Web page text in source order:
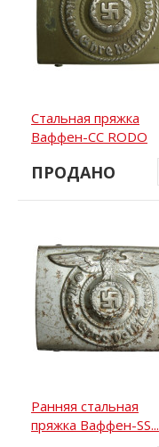
Стальная пряжка
Ваффен-СС RODO
ПРОДАНО
Ранняя стальная
пряжка Ваффен-SS...